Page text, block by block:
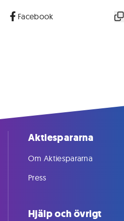
Facebook
Aktiespararna
Om Aktiespararna
Press
Hjälp och övrigt